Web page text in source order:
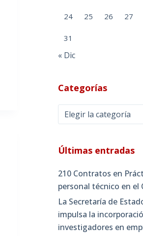
24 25 26 27
31
« Dic
Categorías
Categorías
Últimas entradas
210 Contratos en
personal técnico en el
La Secretaría de
impulsa la
investigadores en